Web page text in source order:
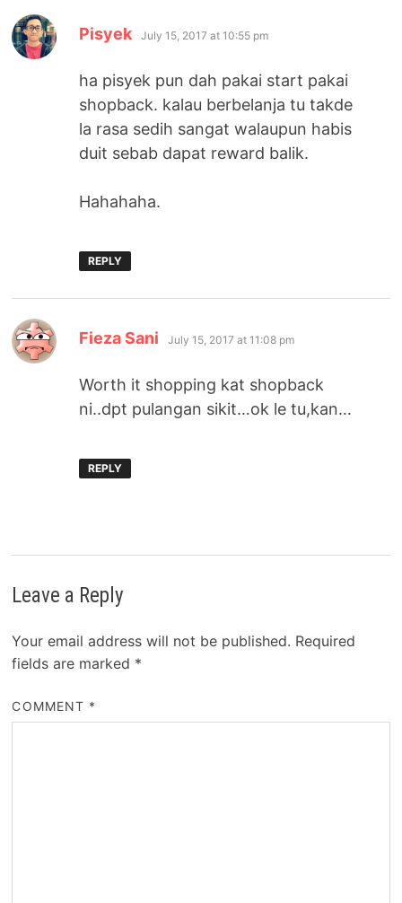
Pisyek says:
July 15, 2017 at 10:55 pm
ha pisyek pun dah pakai start pakai
shopback. kalau berbelanja tu takde
la rasa sedih sangat walaupun habis
duit sebab dapat reward balik.
Hahahaha.
REPLY
Fieza Sani says:
July 15, 2017 at 11:08 pm
Worth it shopping kat shopback
ni..dpt pulangan sikit…ok le tu,kan…
REPLY
Leave a Reply
Your email address will not be published. Required
fields are marked *
COMMENT *